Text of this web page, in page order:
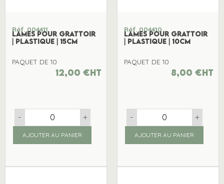
Réf. 004411
LAMES POUR GRATTOIR
| PLASTIQUE | 15CM
PAQUET DE 10
12,00€ht
- +
AJOUTER AU PANIER
Réf. 004410
LAMES POUR GRATTOIR
| PLASTIQUE | 10CM
PAQUET DE 10
8,00€ht
- +
AJOUTER AU PANIER